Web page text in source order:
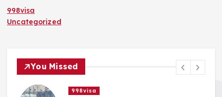
998visa
Uncategorized
You Missed
998visa